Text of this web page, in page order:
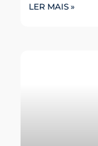
LER MAIS »